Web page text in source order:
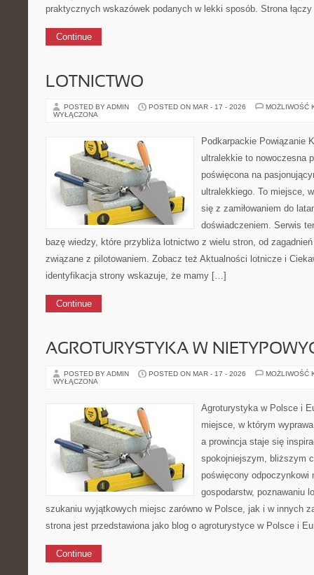
praktycznych wskazówek podanych w lekki sposób. Strona
Continue
LOTNICTWO
POSTED BY ADMIN POSTED ON MAR - 17 - 2026
MOŻLIWOŚĆ
WYŁĄCZONA
Podkarpackie Powiązanie
ultralekkie to nowoczesna
poświęcona na
ultralekkiego. To miejsce,
się z zamiłowaniem do
doświadczeniem. Serwis
bazę wiedzy, które przybliża lotnictwo z wielu stron, od
związane z pilotowaniem. Zobacz też Aktualności lotnicze i
identyfikacja strony wskazuje, że mamy […]
Continue
AGROTURYSTYKA W
POSTED BY ADMIN POSTED ON MAR - 17 - 2026
MOŻLIWOŚĆ
WYŁĄCZONA
Agroturystyka w Polsce i
miejsce, w którym
a prowincja staje się
spokojniejszym, bliższym
poświęcony odpoczynkowi
gospodarstw, poznawaniu
szukaniu wyjątkowych miejsc zarówno w Polsce, jak i w innych
strona jest przedstawiona jako blog o agroturystyce w Polsce i
Continue